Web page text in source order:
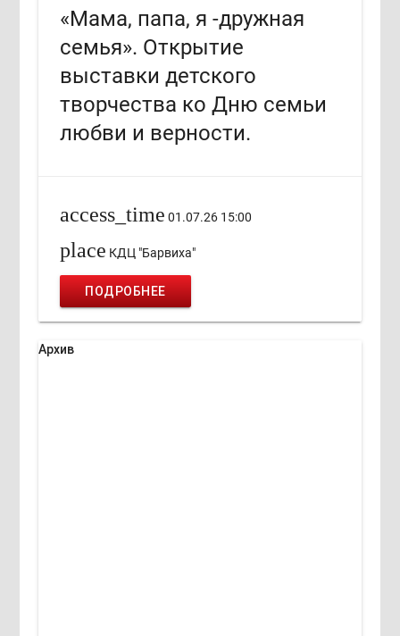
«Мама, папа, я -дружная
семья». Открытие
выставки детского
творчества ко Дню семьи
любви и верности.
access_time 01.07.26 15:00
place КДЦ "Барвиха"
ПОДРОБНЕЕ
Архив